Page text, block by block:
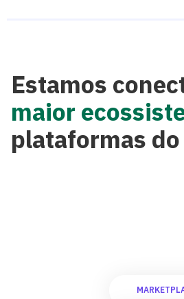
Estamos
maior
plataformas